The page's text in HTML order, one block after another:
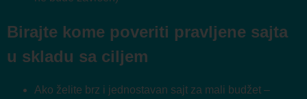
Birajte kome poveriti pravljene sajta
u skladu sa ciljem
Ako želite brz i jednostavan sajt za mali budžet –